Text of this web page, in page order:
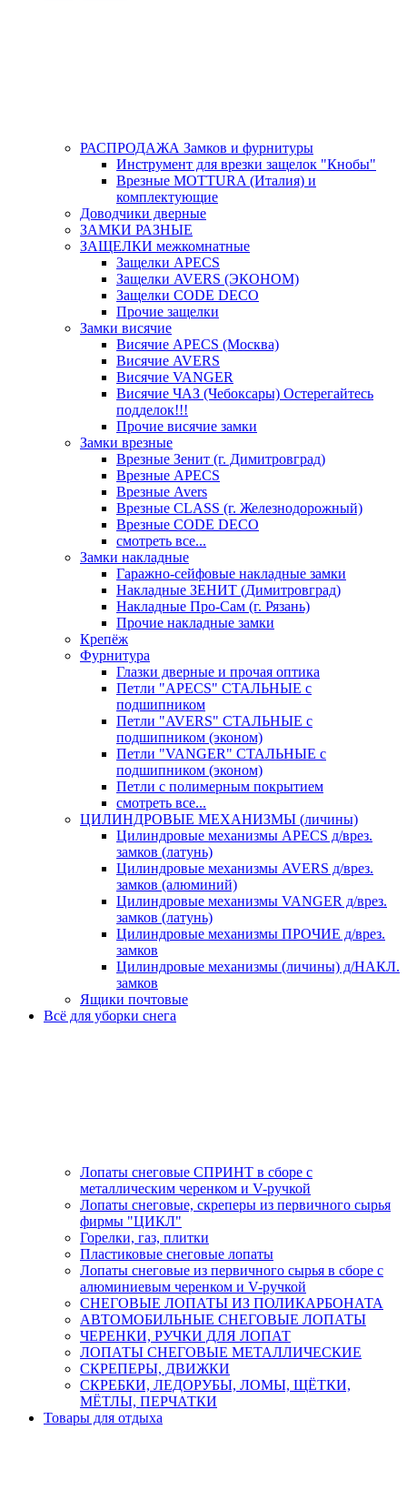
РАСПРОДАЖА Замков и фурнитуры
Инструмент для врезки защелок "Кнобы"
Врезные MOTTURA (Италия) и
комплектующие
Доводчики дверные
ЗАМКИ РАЗНЫЕ
ЗАЩЕЛКИ межкомнатные
Защелки APECS
Защелки AVERS (ЭКОНОМ)
Защелки CODE DECO
Прочие защелки
Замки висячие
Висячие APECS (Москва)
Висячие AVERS
Висячие VANGER
Висячие ЧАЗ (Чебоксары) Остерегайтесь
подделок!!!
Прочие висячие замки
Замки врезные
Врезные Зенит (г. Димитровград)
Врезные APECS
Врезные Avers
Врезные CLASS (г. Железнодорожный)
Врезные CODE DECO
смотреть все...
Замки накладные
Гаражно-сейфовые накладные замки
Накладные ЗЕНИТ (Димитровград)
Накладные Про-Сам (г. Рязань)
Прочие накладные замки
Крепёж
Фурнитура
Глазки дверные и прочая оптика
Петли "APECS" СТАЛЬНЫЕ с
подшипником
Петли "AVERS" СТАЛЬНЫЕ с
подшипником (эконом)
Петли "VANGER" СТАЛЬНЫЕ с
подшипником (эконом)
Петли с полимерным покрытием
смотреть все...
ЦИЛИНДРОВЫЕ МЕХАНИЗМЫ (личины)
Цилиндровые механизмы APECS д/врез.
замков (латунь)
Цилиндровые механизмы AVERS д/врез.
замков (алюминий)
Цилиндровые механизмы VANGER д/врез.
замков (латунь)
Цилиндровые механизмы ПРОЧИЕ д/врез.
замков
Цилиндровые механизмы (личины) д/НАКЛ.
замков
Ящики почтовые
Всё для уборки снега
Лопаты снеговые СПРИНТ в сборе с
металлическим черенком и V-ручкой
Лопаты снеговые, скреперы из первичного сырья
фирмы "ЦИКЛ"
Горелки, газ, плитки
Пластиковые снеговые лопаты
Лопаты снеговые из первичного сырья в сборе с
алюминиевым черенком и V-ручкой
СНЕГОВЫЕ ЛОПАТЫ ИЗ ПОЛИКАРБОНАТА
АВТОМОБИЛЬНЫЕ СНЕГОВЫЕ ЛОПАТЫ
ЧЕРЕНКИ, РУЧКИ ДЛЯ ЛОПАТ
ЛОПАТЫ СНЕГОВЫЕ МЕТАЛЛИЧЕСКИЕ
СКРЕПЕРЫ, ДВИЖКИ
СКРЕБКИ, ЛЕДОРУБЫ, ЛОМЫ, ЩЁТКИ,
МЁТЛЫ, ПЕРЧАТКИ
Товары для отдыха